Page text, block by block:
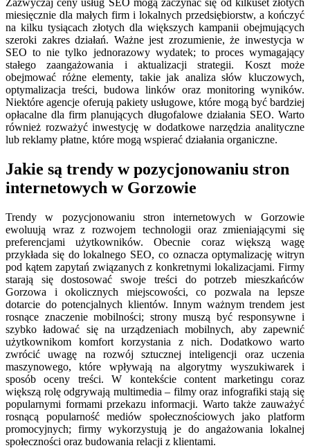
miesięcznie dla małych firm i lokalnych przedsiębiorstw, a kończyć
na kilku tysiącach złotych dla większych kampanii obejmujących
szeroki zakres działań. Ważne jest zrozumienie, że inwestycja w
SEO to nie tylko jednorazowy wydatek; to proces wymagający
stałego zaangażowania i aktualizacji strategii. Koszt może
obejmować różne elementy, takie jak analiza słów kluczowych,
optymalizacja treści, budowa linków oraz monitoring wyników.
Niektóre agencje oferują pakiety usługowe, które mogą być bardziej
opłacalne dla firm planujących długofalowe działania SEO. Warto
również rozważyć inwestycję w dodatkowe narzędzia analityczne
lub reklamy płatne, które mogą wspierać działania organiczne.
Jakie są trendy w pozycjonowaniu stron
internetowych w Gorzowie
Trendy w pozycjonowaniu stron internetowych w Gorzowie
ewoluują wraz z rozwojem technologii oraz zmieniającymi się
preferencjami użytkowników. Obecnie coraz większą wagę
przykłada się do lokalnego SEO, co oznacza optymalizację witryn
pod kątem zapytań związanych z konkretnymi lokalizacjami. Firmy
starają się dostosować swoje treści do potrzeb mieszkańców
Gorzowa i okolicznych miejscowości, co pozwala na lepsze
dotarcie do potencjalnych klientów. Innym ważnym trendem jest
rosnące znaczenie mobilności; strony muszą być responsywne i
szybko ładować się na urządzeniach mobilnych, aby zapewnić
użytkownikom komfort korzystania z nich. Dodatkowo warto
zwrócić uwagę na rozwój sztucznej inteligencji oraz uczenia
maszynowego, które wpływają na algorytmy wyszukiwarek i
sposób oceny treści. W kontekście content marketingu coraz
większą rolę odgrywają multimedia – filmy oraz infografiki stają się
popularnymi formami przekazu informacji. Warto także zauważyć
rosnącą popularność mediów społecznościowych jako platform
promocyjnych; firmy wykorzystują je do angażowania lokalnej
społeczności oraz budowania relacji z klientami.